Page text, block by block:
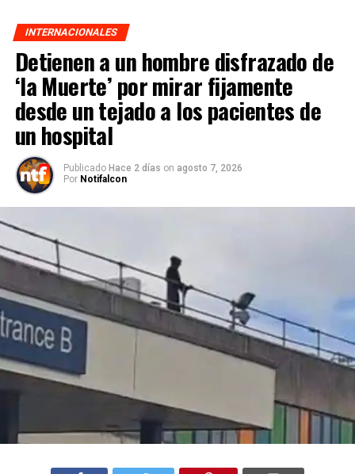
INTERNACIONALES
Detienen a un hombre disfrazado de
‘la Muerte’ por mirar fijamente
desde un tejado a los pacientes de
un hospital
Publicado Hace 2 días on agosto 7, 2026
Por Notifalcon